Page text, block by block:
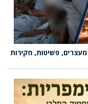
פשיטות, חקירות